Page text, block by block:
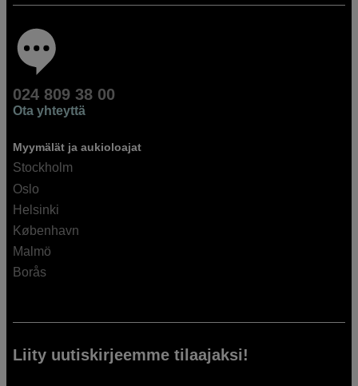
024 809 38 00
Ota yhteyttä
Myymälät ja aukioloajat
Stockholm
Oslo
Helsinki
København
Malmö
Borås
Liity uutiskirjeemme tilaajaksi!